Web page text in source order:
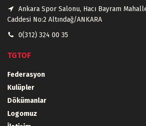
Ankara Spor Salonu, Hacı Bayram
Caddesi No:2 Altındağ/ANKARA
0(312) 324 00 35
TGTOF
Federasyon
Kulüpler
Dökümanlar
Logomuz